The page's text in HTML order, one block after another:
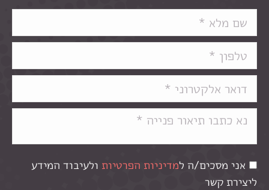
אני מסכים/ה למדיניות הפרטיות ולעיבוד המידע
ליצירת קשר